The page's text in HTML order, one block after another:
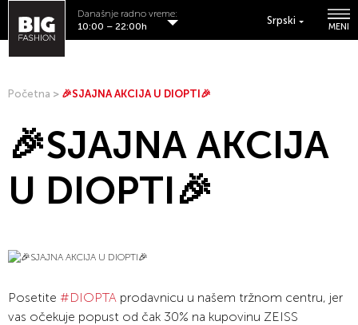
Srpski
MENI
Današnje radno vreme:
10:00 – 22:00h
Početna > 🎉SJAJNA AKCIJA U DIOPTI🎉
🎉SJAJNA AKCIJA
U DIOPTI🎉
Posetite #DIOPTA prodavnicu u našem tržnom centru, jer
vas očekuje popust od čak 30% na kupovinu ZEISS